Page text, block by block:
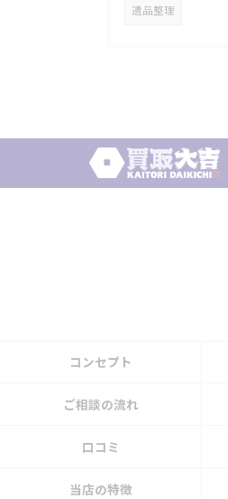
遺品整理
コンセプト
ご相談の流れ
口コミ
当店の特徴